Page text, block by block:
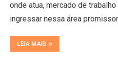
onde atua, mercado de
ingressar nessa área
LEIA MAIS